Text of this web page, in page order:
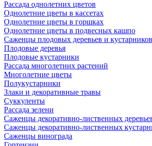
Рассада однолетних цветов
Однолетние цветы в кассетах
Однолетние цветы в горшках
Однолетние цветы в подвесных кашпо
Саженцы плодовых деревьев и кустарников
Плодовые деревья
Плодовые кустарники
Рассада многолетних растений
Многолетние цветы
Полукустарники
Злаки и декоративные травы
Суккуленты
Рассада зелени
Саженцы декоративно-лиственных
Саженцы декоративно-лиственных
Саженцы винограда